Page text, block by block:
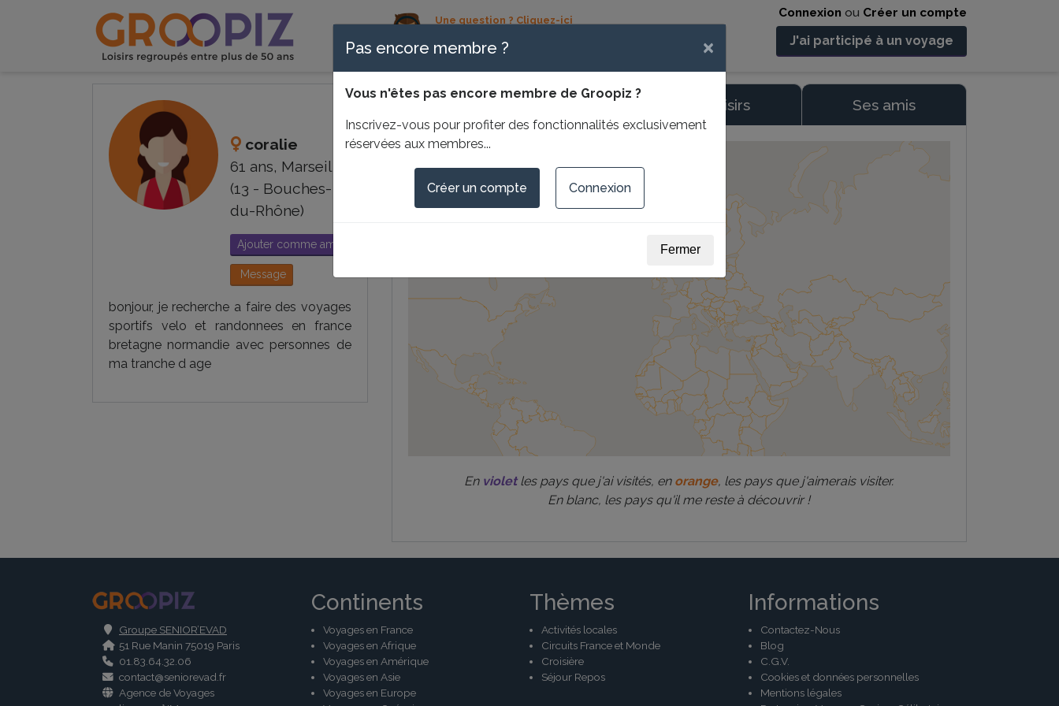
Une question ? Cliquez-ici
01 83 64 32 06
Connexion ou Créer un compte
J'ai participé à un voyage
coralie
61 ans, Marseille
(13 - Bouches-
du-Rhône)
Ajouter comme ami
Message
bonjour, je recherche a faire des voyages
sportifs velo et randonnees en france
bretagne normandie avec personnes de
ma tranche d age
Ses loisirs Ses amis
En violetles pays que j'ai visités, en orange, les pays que j'aimerais visiter.
En blanc, les pays qu'il me reste à découvrir !
Groupe SENIOR’EVAD
51 Rue Manin 75019 Paris
01.83.64.32.06
contact@seniorevad.fr
Agence de Voyages
Continents
Voyages en France
Voyages en Afrique
Voyages en Amérique
Voyages en Asie
Voyages en Europe
Thèmes
Activités locales
Circuits France et Monde
Croisière
Séjour Repos
Informations
Contactez-Nous
Blog
C.G.V.
Cookies et données personnelles
Mentions légales
Pas encore membre ? ×
Vous n'êtes pas encore membre de Groopiz ?
Inscrivez-vous pour profiter des fonctionnalités exclusivement
réservées aux membres...
Créer un compte Connexion
Fermer